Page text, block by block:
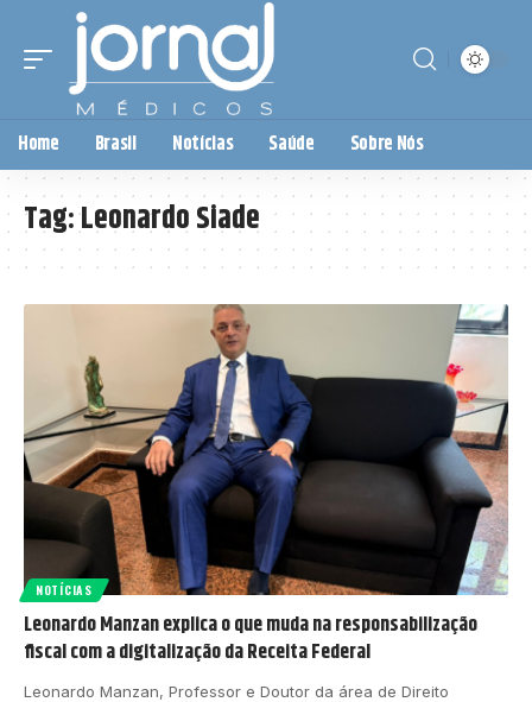
Home Brasil Notícias Saúde Sobre Nós
Tag:Leonardo Siade
NOTÍCIAS
Leonardo Manzan explica o que muda na responsabilização
fiscal com a digitalização da Receita Federal
Leonardo Manzan, Professor e Doutor da área de Direito